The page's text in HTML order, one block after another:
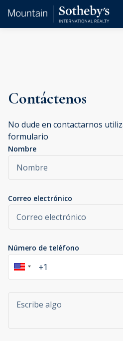
Contáctenos
No dude en contactarnos
formulario
Nombre
Correo electrónico
Número de teléfono